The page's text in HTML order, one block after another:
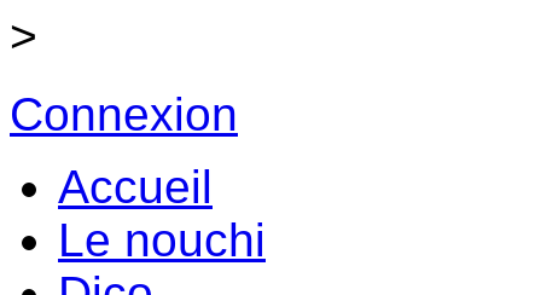
>
Connexion
Accueil
Le nouchi